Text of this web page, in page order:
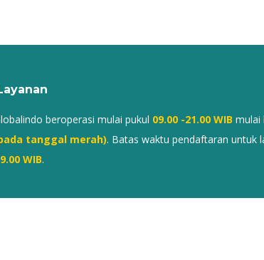
beroperasi mulai pukul 09.00 -21.00 WIB mulai
tanggal merah). Batas waktu pendaftaran untuk
WIB.